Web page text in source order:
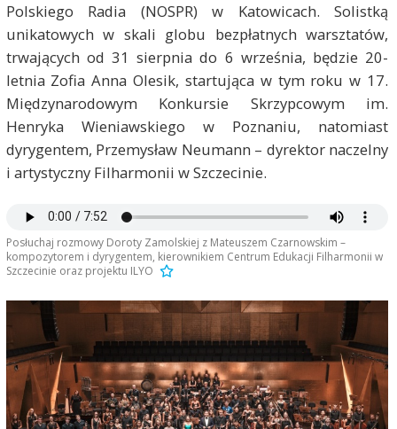
Polskiego Radia (NOSPR) w Katowicach. Solistką
unikatowych w skali globu bezpłatnych warsztatów,
trwających od 31 sierpnia do 6 września, będzie 20-
letnia Zofia Anna Olesik, startująca w tym roku w 17.
Międzynarodowym Konkursie Skrzypcowym im.
Henryka Wieniawskiego w Poznaniu, natomiast
dyrygentem, Przemysław Neumann – dyrektor naczelny
i artystyczny Filharmonii w Szczecinie.
Posłuchaj rozmowy Doroty Zamolskiej z Mateuszem Czarnowskim –
kompozytorem i dyrygentem, kierownikiem Centrum Edukacji Filharmonii w
Szczecinie oraz projektu ILYO